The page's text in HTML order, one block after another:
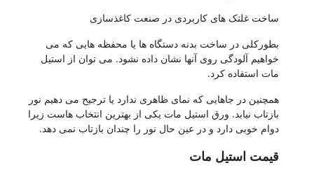
ساخت غلتک های کاربردی در صنعت کاغذسازی
بطورکلی در ساخت بدنه دستگاه ها یا محفظه هایی که می
خواهیم آلودگی روی آنها نشان داده نشود. می توان از استیل
مات استفاده کرد.
همچنین در جاهایی که نمای ظاهری ندارد یا ترجیح می دهیم نور
بازتاب نیابد. ورق استیل مات یکی از بهترین انتخاب هاست زیرا
دوام خوبی دارد و در عین حال نور را چندان بازتاب نمی دهد.
قیمت استیل مات